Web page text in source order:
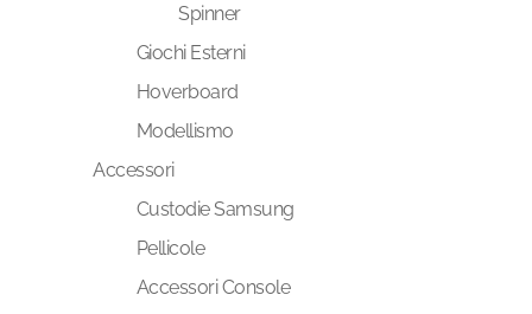
Spinner
Giochi Esterni
Hoverboard
Modellismo
Accessori
Custodie Samsung
Pellicole
Accessori Console